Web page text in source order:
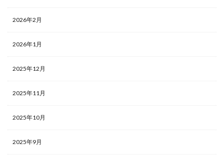
2026年2月
2026年1月
2025年12月
2025年11月
2025年10月
2025年9月